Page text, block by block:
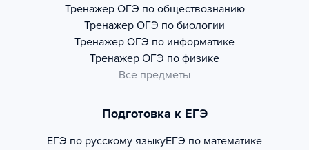
Тренажер ОГЭ по обществознанию
Тренажер ОГЭ по биологии
Тренажер ОГЭ по информатике
Тренажер ОГЭ по физике
Все предметы
Подготовка к ЕГЭ
ЕГЭ по русскому языкуЕГЭ по математике